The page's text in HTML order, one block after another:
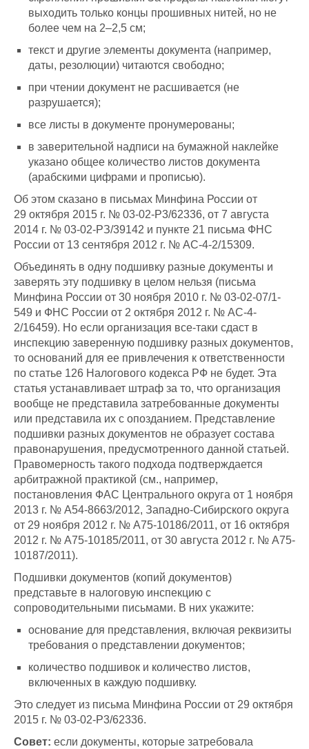
выходить только концы прошивных нитей, но не
более чем на 2–2,5 см;
текст и другие элементы документа (например,
даты, резолюции) читаются свободно;
при чтении документ не расшивается (не
разрушается);
все листы в документе пронумерованы;
в заверительной надписи на бумажной наклейке
указано общее количество листов документа
(арабскими цифрами и прописью).
Об этом сказано в письмах Минфина России от
29 октября 2015 г. № 03-02-Р3/62336, от 7 августа
2014 г. № 03-02-РЗ/39142 и пункте 21 письма ФНС
России от 13 сентября 2012 г. № АС-4-2/15309.
Объединять в одну подшивку разные документы и
заверять эту подшивку в целом нельзя (письма
Минфина России от 30 ноября 2010 г. № 03-02-07/1-
549 и ФНС России от 2 октября 2012 г. № АС-4-
2/16459). Но если организация все-таки сдаст в
инспекцию заверенную подшивку разных документов,
то оснований для ее привлечения к ответственности
по статье 126 Налогового кодекса РФ не будет. Эта
статья устанавливает штраф за то, что организация
вообще не представила затребованные документы
или представила их с опозданием. Представление
подшивки разных документов не образует состава
правонарушения, предусмотренного данной статьей.
Правомерность такого подхода подтверждается
арбитражной практикой (см., например,
постановления ФАС Центрального округа от 1 ноября
2013 г. № А54-8663/2012, Западно-Сибирского округа
от 29 ноября 2012 г. № А75-10186/2011, от 16 октября
2012 г. № А75-10185/2011, от 30 августа 2012 г. № А75-
10187/2011).
Подшивки документов (копий документов)
представьте в налоговую инспекцию с
сопроводительными письмами. В них укажите:
основание для представления, включая реквизиты
требования о представлении документов;
количество подшивок и количество листов,
включенных в каждую подшивку.
Это следует из письма Минфина России от 29 октября
2015 г. № 03-02-Р3/62336.
Совет: если документы, которые затребовала